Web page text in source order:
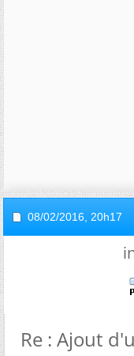
08/02/2016, 20h17
Re : Ajout